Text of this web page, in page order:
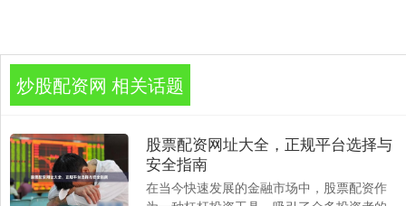
炒股配资网 相关话题
股票配资网址大全，正规平台选择与
安全指南
在当今快速发展的金融市场中，股票配资作